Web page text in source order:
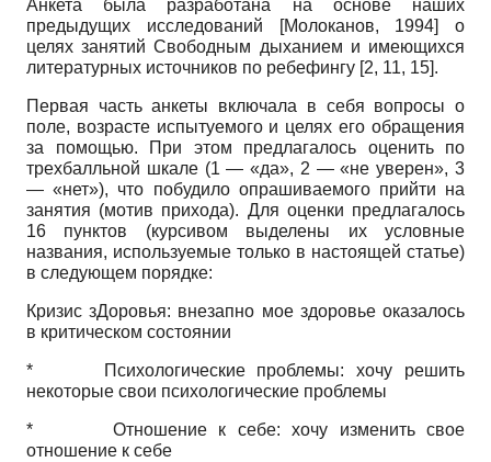
Анкета была разработана на основе наших
предыдущих исследований
[Молоканов, 1994]
о
целях занятий Свободным дыханием и имеющихся
литературных источников по ребефингу [2, 11, 15].
Первая часть анкеты включала в себя вопросы о
поле, возрасте испытуемого и целях его обращения
за помощью. При этом предлагалось оценить по
трехбалльной шкале (1 — «да», 2 — «не уверен», 3
— «нет»), что побудило опрашиваемого прийти на
занятия (мотив прихода). Для оценки предлагалось
16 пунктов (курсивом выделены их условные
названия, используемые только в настоящей статье)
в следующем порядке:
Кризис зДоровья: внезапно мое здоровье оказалось
в критическом состоянии
* Психологические проблемы: хочу решить
некоторые свои психологические проблемы
* Отношение к себе: хочу изменить свое
отношение к себе